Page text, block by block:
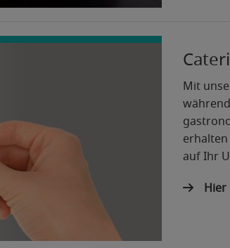
Mit
auf Ihr
Hier